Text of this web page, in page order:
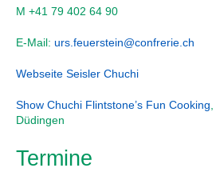
M +41 79 402 64 90
E-Mail: urs.feuerstein@confrerie.ch
Webseite Seisler Chuchi
Show Chuchi Flintstone’s Fun Cooking
Düdingen
Termine